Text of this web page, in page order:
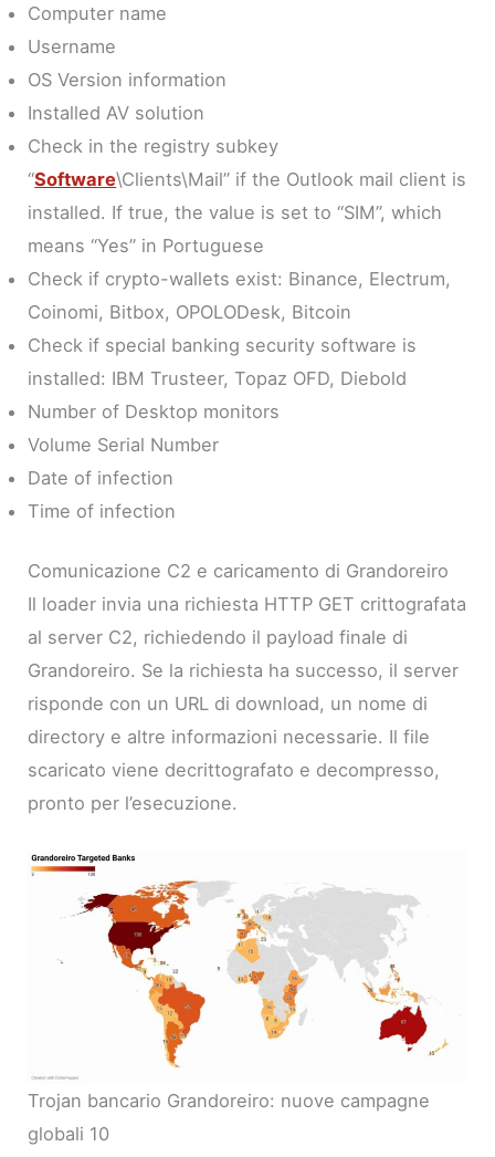
Computer name
Username
OS Version information
Installed AV solution
Check in the registry subkey
“Software\Clients\Mail” if the Outlook mail client is
installed. If true, the value is set to “SIM”, which
means “Yes” in Portuguese
Check if crypto-wallets exist: Binance, Electrum,
Coinomi, Bitbox, OPOLODesk, Bitcoin
Check if special banking security software is
installed: IBM Trusteer, Topaz OFD, Diebold
Number of Desktop monitors
Volume Serial Number
Date of infection
Time of infection
Comunicazione C2 e caricamento di Grandoreiro
Il loader invia una richiesta HTTP GET crittografata
al server C2, richiedendo il payload finale di
Grandoreiro. Se la richiesta ha successo, il server
risponde con un URL di download, un nome di
directory e altre informazioni necessarie. Il file
scaricato viene decrittografato e decompresso,
pronto per l’esecuzione.
Trojan bancario Grandoreiro: nuove campagne
globali 10